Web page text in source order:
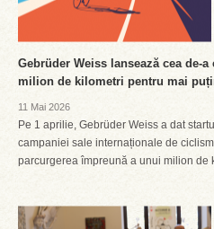
Gebrüder Weiss lansează cea de-
milion de kilometri pentru mai
11 Mai 2026
Pe 1 aprilie, Gebrüder Weiss a dat
campaniei sale internaționale de ciclism
parcurgerea împreună a unui milion de